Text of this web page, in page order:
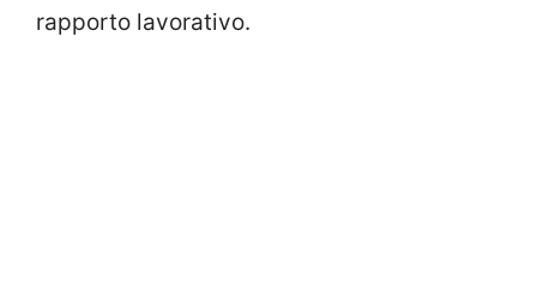
rapporto lavorativo.